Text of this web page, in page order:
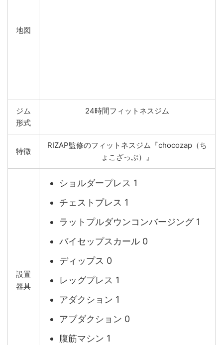
地図
ジム
形式
24時間フィットネスジム
特徴
RIZAP監修のフィットネスジム『chocozap（ち
ょこざっぷ）』
設置
器具
ショルダープレス 1
チェストプレス 1
ラットプルダウンコンバージング 1
バイセップスカール 0
ディップス 0
レッグプレス 1
アダクション 1
アブダクション 0
腹筋マシン 1